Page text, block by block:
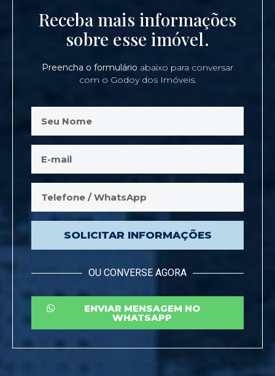
Receba mais informações
sobre esse imóvel.
Preencha o formulário abaixo para conversar
com o Godoy dos Imóveis.
SOLICITAR INFORMAÇÕES
OU CONVERSE AGORA
ENVIAR MENSAGEM NO
WHATSAPP